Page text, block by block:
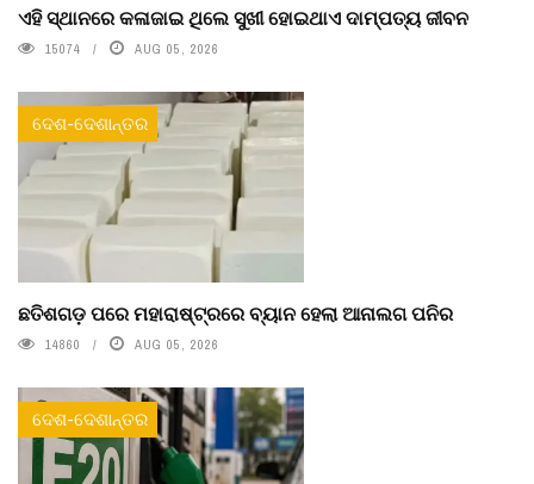
ଏହି ସ୍ଥାନରେ କଳାଜାଇ ଥିଲେ ସୁଖୀ ହୋଇଥାଏ ଦାମ୍ପତ୍ୟ ଜୀବନ
15074 AUG 05, 2026
ଦେଶ-ଦେଶାନ୍ତର
ଛତିଶଗଡ଼ ପରେ ମହାରାଷ୍ଟ୍ରରେ ବ୍ୟାନ ହେଲା ଆନାଲଗ ପନିର
14860 AUG 05, 2026
ଦେଶ-ଦେଶାନ୍ତର